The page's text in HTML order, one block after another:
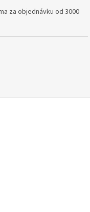
za objednávku od 3000